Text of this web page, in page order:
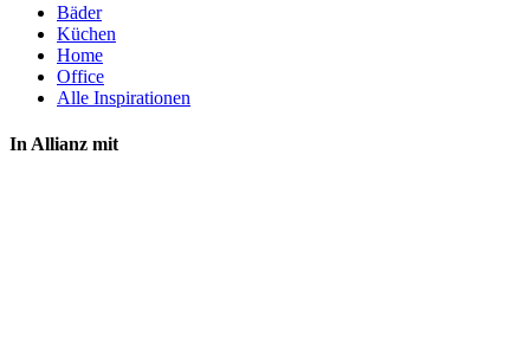
Bäder
Küchen
Home
Office
Alle Inspirationen
In Allianz mit